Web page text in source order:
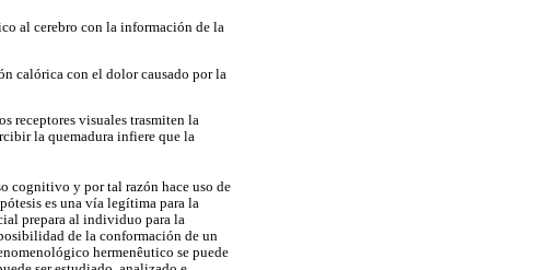
al cerebro con la información de la
calórica con el dolor causado por la
receptores visuales trasmiten la
la quemadura infiere que la
cognitivo y por tal razón hace uso de
es una vía legítima para la
prepara al individuo para la
de la conformación de un
hermenêutico se puede